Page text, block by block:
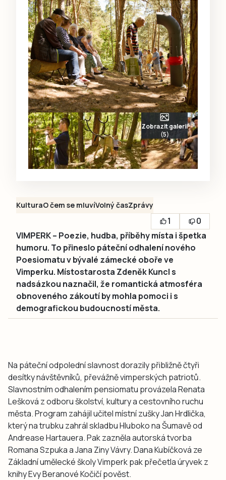
Zobrazit galerii
(5)
KulturaO čem se mluvíVolný časZprávy
1
0
VIMPERK – Poezie, hudba, příběhy místa i špetka
humoru. To přineslo páteční odhalení nového
Poesiomatu v bývalé zámecké oboře ve
Vimperku. Místostarosta Zdeněk Kuncl s
nadsázkou naznačil, že romantická atmosféra
obnoveného zákoutí by mohla pomoci i s
demografickou budoucností města.
Na páteční odpolední slavnost dorazily přibližně čtyři
desítky návštěvníků, převážně vimperských patriotů.
Slavnostním odhalením pensiomatu provázela Renata
Lešková z odboru školství, kultury a cestovního ruchu
města. Program zahájil učitel místní zušky Jan Hrdlička,
který na trubku zahrál skladbu Hluboko na Šumavě od
Andrease Hartauera. Pak zazněla autorská tvorba
Romana Szpuka a Jana Ziny Vávry. Dana Kubíčková ze
Základní umělecké školy Vimperk pak přečetla úryvek z
knihy Evy Beranové Kočičí pověst.